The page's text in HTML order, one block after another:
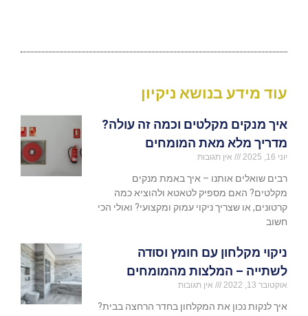
עוד מידע בנושא ניקיון
איך מנקים מקלטים וכמה זה עולה?
מדריך מלא מאת המומחים
יוני 16, 2025 אין תגובות
רבים שואלים אותנו – איך באמת מנקים
מקלטים? האם מספיק לטאטא ולהוציא כמה
קרטונים, או שצריך ניקוי עמוק ומקצועי? ואולי הכי
חשוב
ניקוי מקלחון עם חומץ וסודה
לשתייה – המלצות מהמומחים
אוקטובר 13, 2022 אין תגובות
איך לנקות נכון את המקלחון בחדר הרחצה בבית?